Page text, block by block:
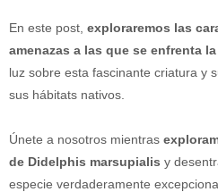
En este post, exploraremos las
amenazas a las que se enfrenta
luz sobre esta fascinante criatura y
sus hábitats nativos.
Únete a nosotros mientras
de Didelphis marsupialis y
especie verdaderamente